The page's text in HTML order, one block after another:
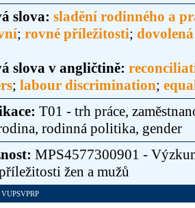
slova: sladění rodinného a
; rovné příležitosti;
slova v angličtině:
; labour discrimination;
T01 - trh práce,
rodinná politika, gender
MPS4577300901 -
žen a mužů
VUPSVPRP